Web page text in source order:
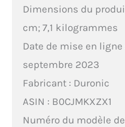
Dimensions du
cm; 7,1 kilogrammes
Date de mise en
septembre 2023
Fabricant : Duronic
ASIN : B0CJMKXZX1
Numéro du modèle